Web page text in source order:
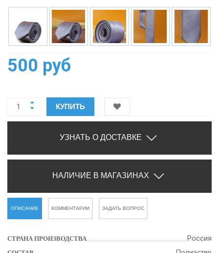
500 руб
КУПИТЬ
УЗНАТЬ О ДОСТАВКЕ
НАЛИЧИЕ В МАГАЗИНАХ
ОПИСАНИЕ КОММЕНТАРИИ ЗАДАТЬ ВОПРОС
СТРАНА ПРОИЗВОДСТВА Россия